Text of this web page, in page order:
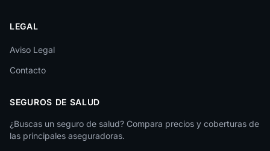
Málaga
Melilla
Murcia
Palencia
LEGAL
Aviso Legal
Contacto
SEGUROS DE SALUD
¿Buscas un seguro de salud? Compara precios y coberturas de
las principales aseguradoras.